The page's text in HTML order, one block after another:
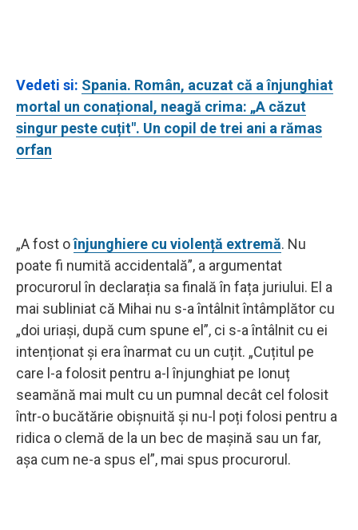
Vedeti si: Spania. Român, acuzat că a înjunghiat
mortal un conațional, neagă crima: „A căzut
singur peste cuțit". Un copil de trei ani a rămas
orfan
„A fost oînjunghiere cu violență extremă. Nu
poate fi numită accidentală”, a argumentat
procurorul în declarația sa finală în fața juriului. El a
mai subliniat că Mihai nu s-a întâlnit întâmplător cu
„doi uriași, după cum spune el”, ci s-a întâlnit cu ei
intenționat și era înarmat cu un cuțit. „Cuțitul pe
care l-a folosit pentru a-l înjunghiat pe Ionuț
seamănă mai mult cu un pumnal decât cel folosit
într-o bucătărie obișnuită și nu-l poți folosi pentru a
ridica o clemă de la un bec de mașină sau un far,
așa cum ne-a spus el”, mai spus procurorul.